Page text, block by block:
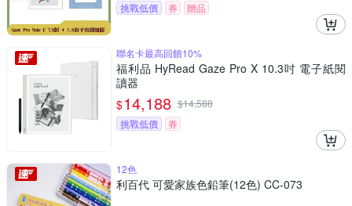
挑戰低價
券 贈品
聯名卡最高回饋10%
福利品 HyRead Gaze Pro X 10.3吋 電子紙閱
讀器
$14,188 $14,588
挑戰低價
券
12色
利百代 可愛家族色鉛筆(12色) CC-073